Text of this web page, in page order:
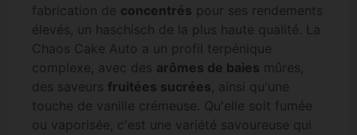
fabrication de concentrés pour ses rendements
élevés, un haschisch de la plus haute qualité. La
Chaos Cake Auto a un profil terpénique
complexe, avec des arômes de baies mûres,
des saveurs fruitées sucrées, ainsi qu'une
touche de vanille crémeuse. Qu'elle soit fumée
ou vaporisée, c'est une variété savoureuse qui